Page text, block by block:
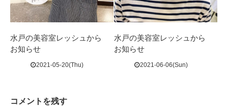
水戸の美容室レッシュから
お知らせ
2021-05-20(Thu)
水戸の美容室レッシュから
お知らせ
2021-06-06(Sun)
コメントを残す